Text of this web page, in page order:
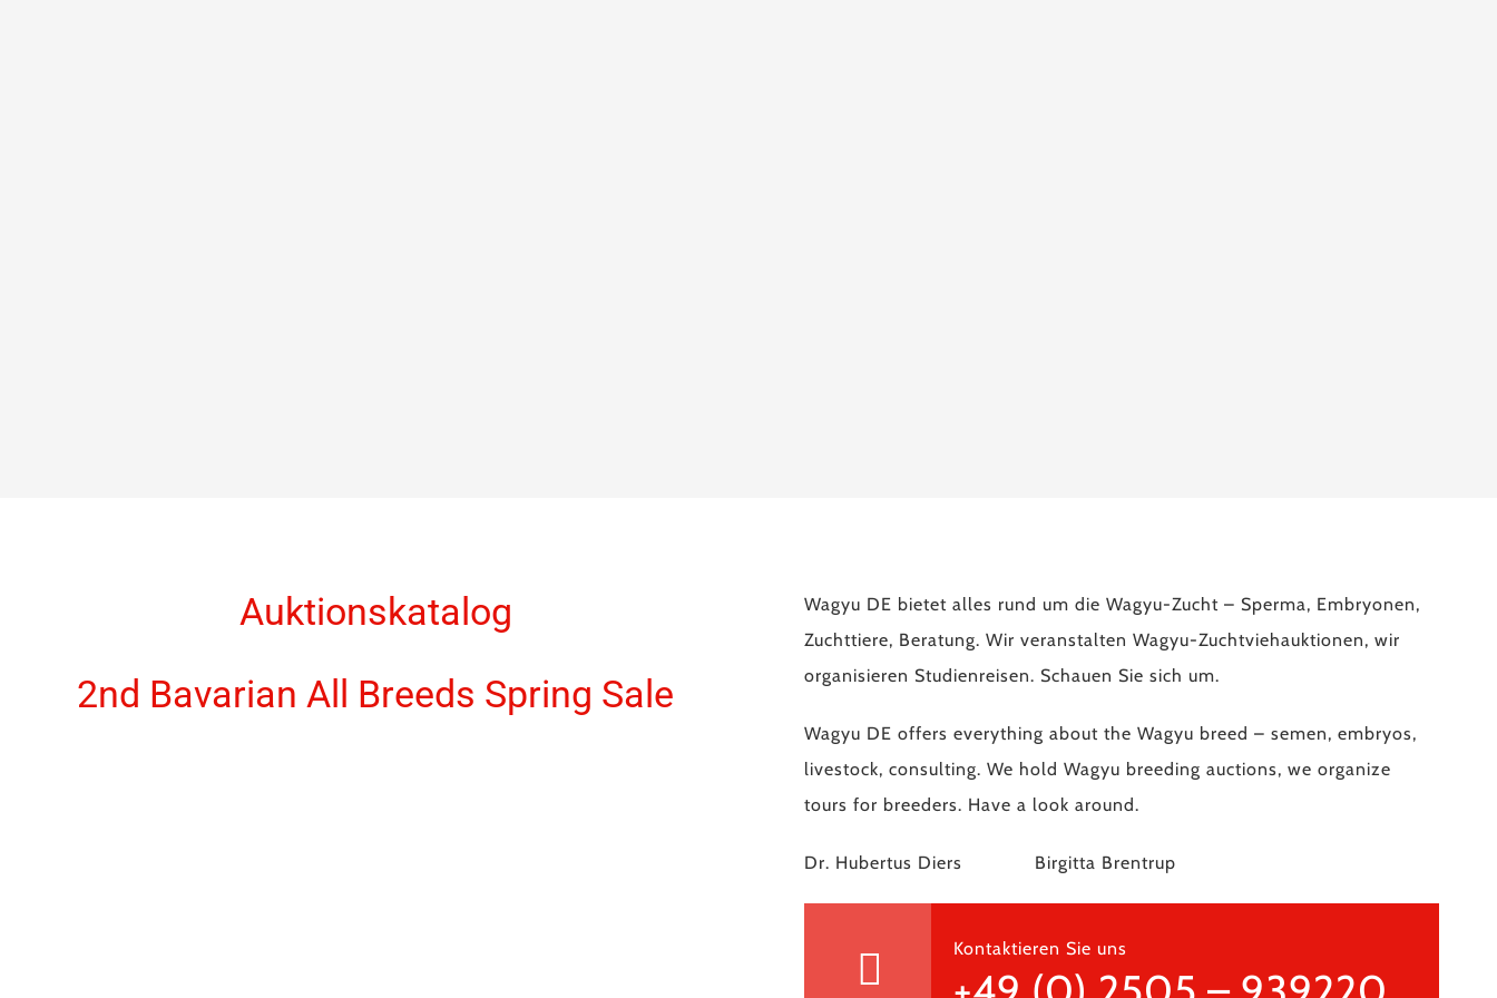
Auktionskatalog
2nd Bavarian All Breeds Spring Sale
Wagyu DE bietet alles rund um die Wagyu-Zucht – Sperma, Embryonen,
Zuchttiere, Beratung. Wir veranstalten Wagyu-Zuchtviehauktionen, wir
organisieren Studienreisen. Schauen Sie sich um.
Wagyu DE offers everything about the Wagyu breed – semen, embryos,
livestock, consulting. We hold Wagyu breeding auctions, we organize
tours for breeders. Have a look around.
Dr. Hubertus Diers Birgitta Brentrup
Kontaktieren Sie uns